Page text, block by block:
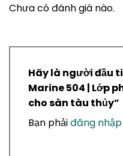
Chưa có đánh giá nào.
Hãy là người đầu
Marine 504 | Lớp
cho sàn tàu thủy”
Bạn phảiđăng nhập